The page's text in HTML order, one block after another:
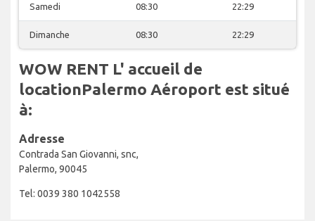
Samedi 08:30 22:29
Dimanche 08:30 22:29
WOW RENT L' accueil de
locationPalermo Aéroport est situé
à:
Adresse
Contrada San Giovanni, snc,
Palermo, 90045
Tel: 0039 380 1042558